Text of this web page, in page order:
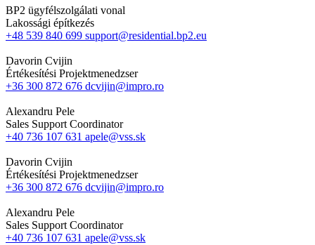
BP2 ügyfélszolgálati vonal
Lakossági építkezés
+48 539 840 699 support@residential.bp2.eu
Davorin Cvijin
Értékesítési Projektmenedzser
+36 300 872 676 dcvijin@impro.ro
Alexandru Pele
Sales Support Coordinator
+40 736 107 631 apele@vss.sk
Davorin Cvijin
Értékesítési Projektmenedzser
+36 300 872 676 dcvijin@impro.ro
Alexandru Pele
Sales Support Coordinator
+40 736 107 631 apele@vss.sk